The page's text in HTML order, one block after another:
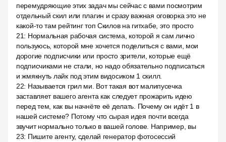
перемудряющие этих задач мы сейчас с вами посмотрим
отдельный скил или плагин и сразу важная оговорка это не
какой-то там рейтинг топ Скилов на гитхабе, это просто
21: Нормальная рабочая система, которой я сам лично
пользуюсь, которой мне хочется поделиться с вами, мои
дорогие подписчики или просто зрители, которые ещё
подписчиками не стали, но надо обязательно подписаться
и жмякнуть лайк под этим видосиком 1 скилл.
22: Называется грил ми. Вот такая вот малипусечка
заставляет вашего агента как следует прожарить идею
перед тем, как вы начнёте её делать. Почему он идёт 1 в
нашей системе? Потому что сырая идея почти всегда
звучит нормально только в вашей голове. Например, вы
23: Пишите агенту, сделай генератор фотосессий